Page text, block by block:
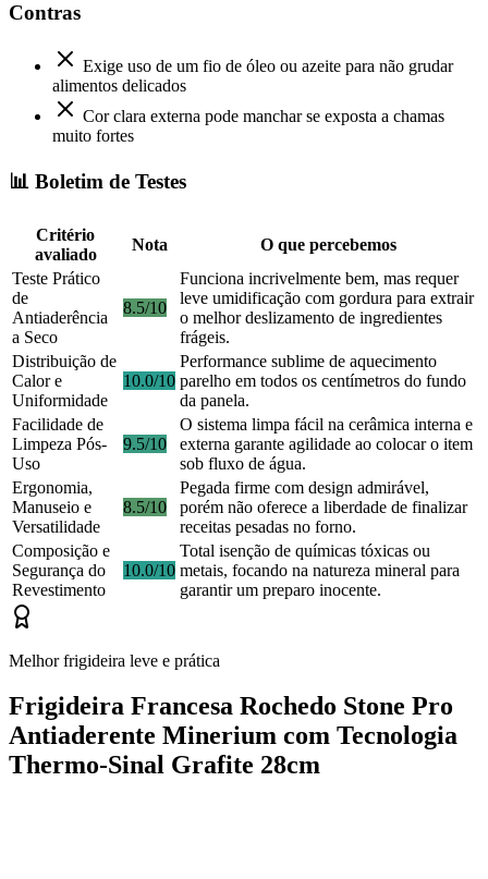
Contras
Exige uso de um fio de óleo ou azeite para não grudar
alimentos delicados
Cor clara externa pode manchar se exposta a chamas
muito fortes
📊 Boletim de Testes
Critério
avaliado
Nota
O que percebemos
Teste Prático
de
Antiaderência
a Seco
8.5/10
Funciona incrivelmente bem, mas requer
leve umidificação com gordura para extrair
o melhor deslizamento de ingredientes
frágeis.
Distribuição de
Calor e
Uniformidade
10.0/10
Performance sublime de aquecimento
parelho em todos os centímetros do fundo
da panela.
Facilidade de
Limpeza Pós-
Uso
9.5/10
O sistema limpa fácil na cerâmica interna e
externa garante agilidade ao colocar o item
sob fluxo de água.
Ergonomia,
Manuseio e
Versatilidade
8.5/10
Pegada firme com design admirável,
porém não oferece a liberdade de finalizar
receitas pesadas no forno.
Composição e
Segurança do
Revestimento
10.0/10
Total isenção de químicas tóxicas ou
metais, focando na natureza mineral para
garantir um preparo inocente.
Melhor frigideira leve e prática
Frigideira Francesa Rochedo Stone Pro
Antiaderente Minerium com Tecnologia
Thermo-Sinal Grafite 28cm